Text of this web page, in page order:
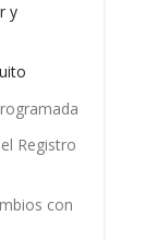
y
Registro
con